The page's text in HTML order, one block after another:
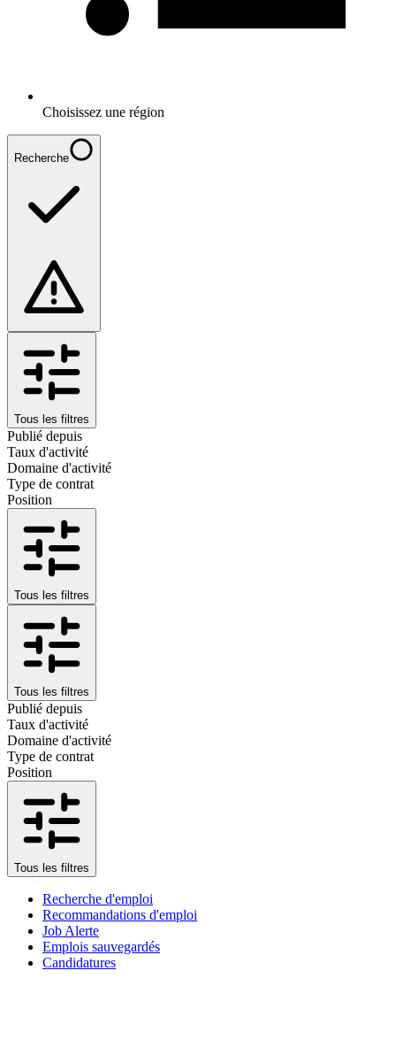
Choisissez une région
Recherche
Tous les filtres
Publié depuis
Taux d'activité
Domaine d'activité
Type de contrat
Position
Tous les filtres
Tous les filtres
Publié depuis
Taux d'activité
Domaine d'activité
Type de contrat
Position
Tous les filtres
Recherche d'emploi
Recommandations d'emploi
Job Alerte
Emplois sauvegardés
Candidatures